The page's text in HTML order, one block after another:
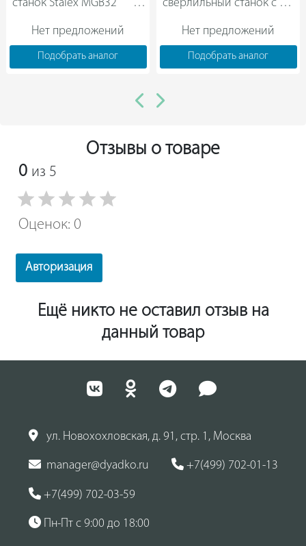
станок Stalex MGB32
Нет предложений
Подобрать аналог
сверлильный станок с
JMD-40PFCT 50000861T
Нет предложений
Подобрать аналог
Отзывы о товаре
0 из 5
Оценок: 0
Авторизация
Ещё никто не оставил отзыв на
данный товар
ул. Новохохловская, д. 91, стр. 1, Москва
manager@dyadko.ru +7(499) 702-01-13
+7(499) 702-03-59
Пн-Пт с 9:00 до 18:00